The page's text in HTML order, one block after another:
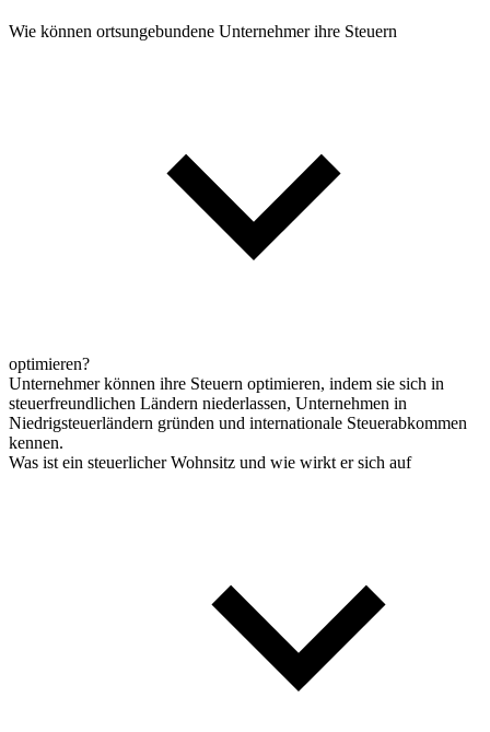
Wie können ortsungebundene Unternehmer ihre Steuern
optimieren?
Unternehmer können ihre Steuern optimieren, indem sie sich in
steuerfreundlichen Ländern niederlassen, Unternehmen in
Niedrigsteuerländern gründen und internationale Steuerabkommen
kennen.
Was ist ein steuerlicher Wohnsitz und wie wirkt er sich auf